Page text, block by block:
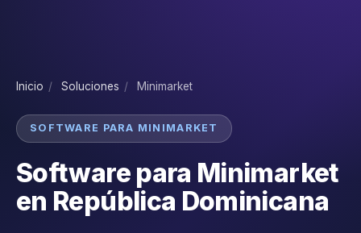
Inicio / Soluciones / Minimarket
SOFTWARE PARA MINIMARKET
Software para Minimarket
en República Dominicana